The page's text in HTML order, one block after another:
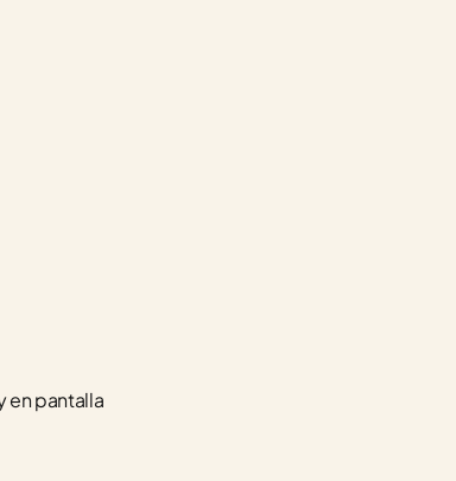
en pantalla